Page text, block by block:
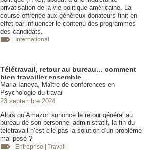
privatisation de la vie politique américaine. La
course effrénée aux généreux donateurs finit en
effet par influencer le contenu des programmes
des candidats.
| International
Télétravail, retour au bureau… comment
bien travailler ensemble
Maria Ianeva, Maître de conférences en
Psychologie du travail
23 septembre 2024
Alors qu’Amazon annonce le retour général au
bureau de son personnel administratif, la fin du
télétravail n’est-elle pas la solution d’un problème
mal posé ?
| Entreprise | Travail